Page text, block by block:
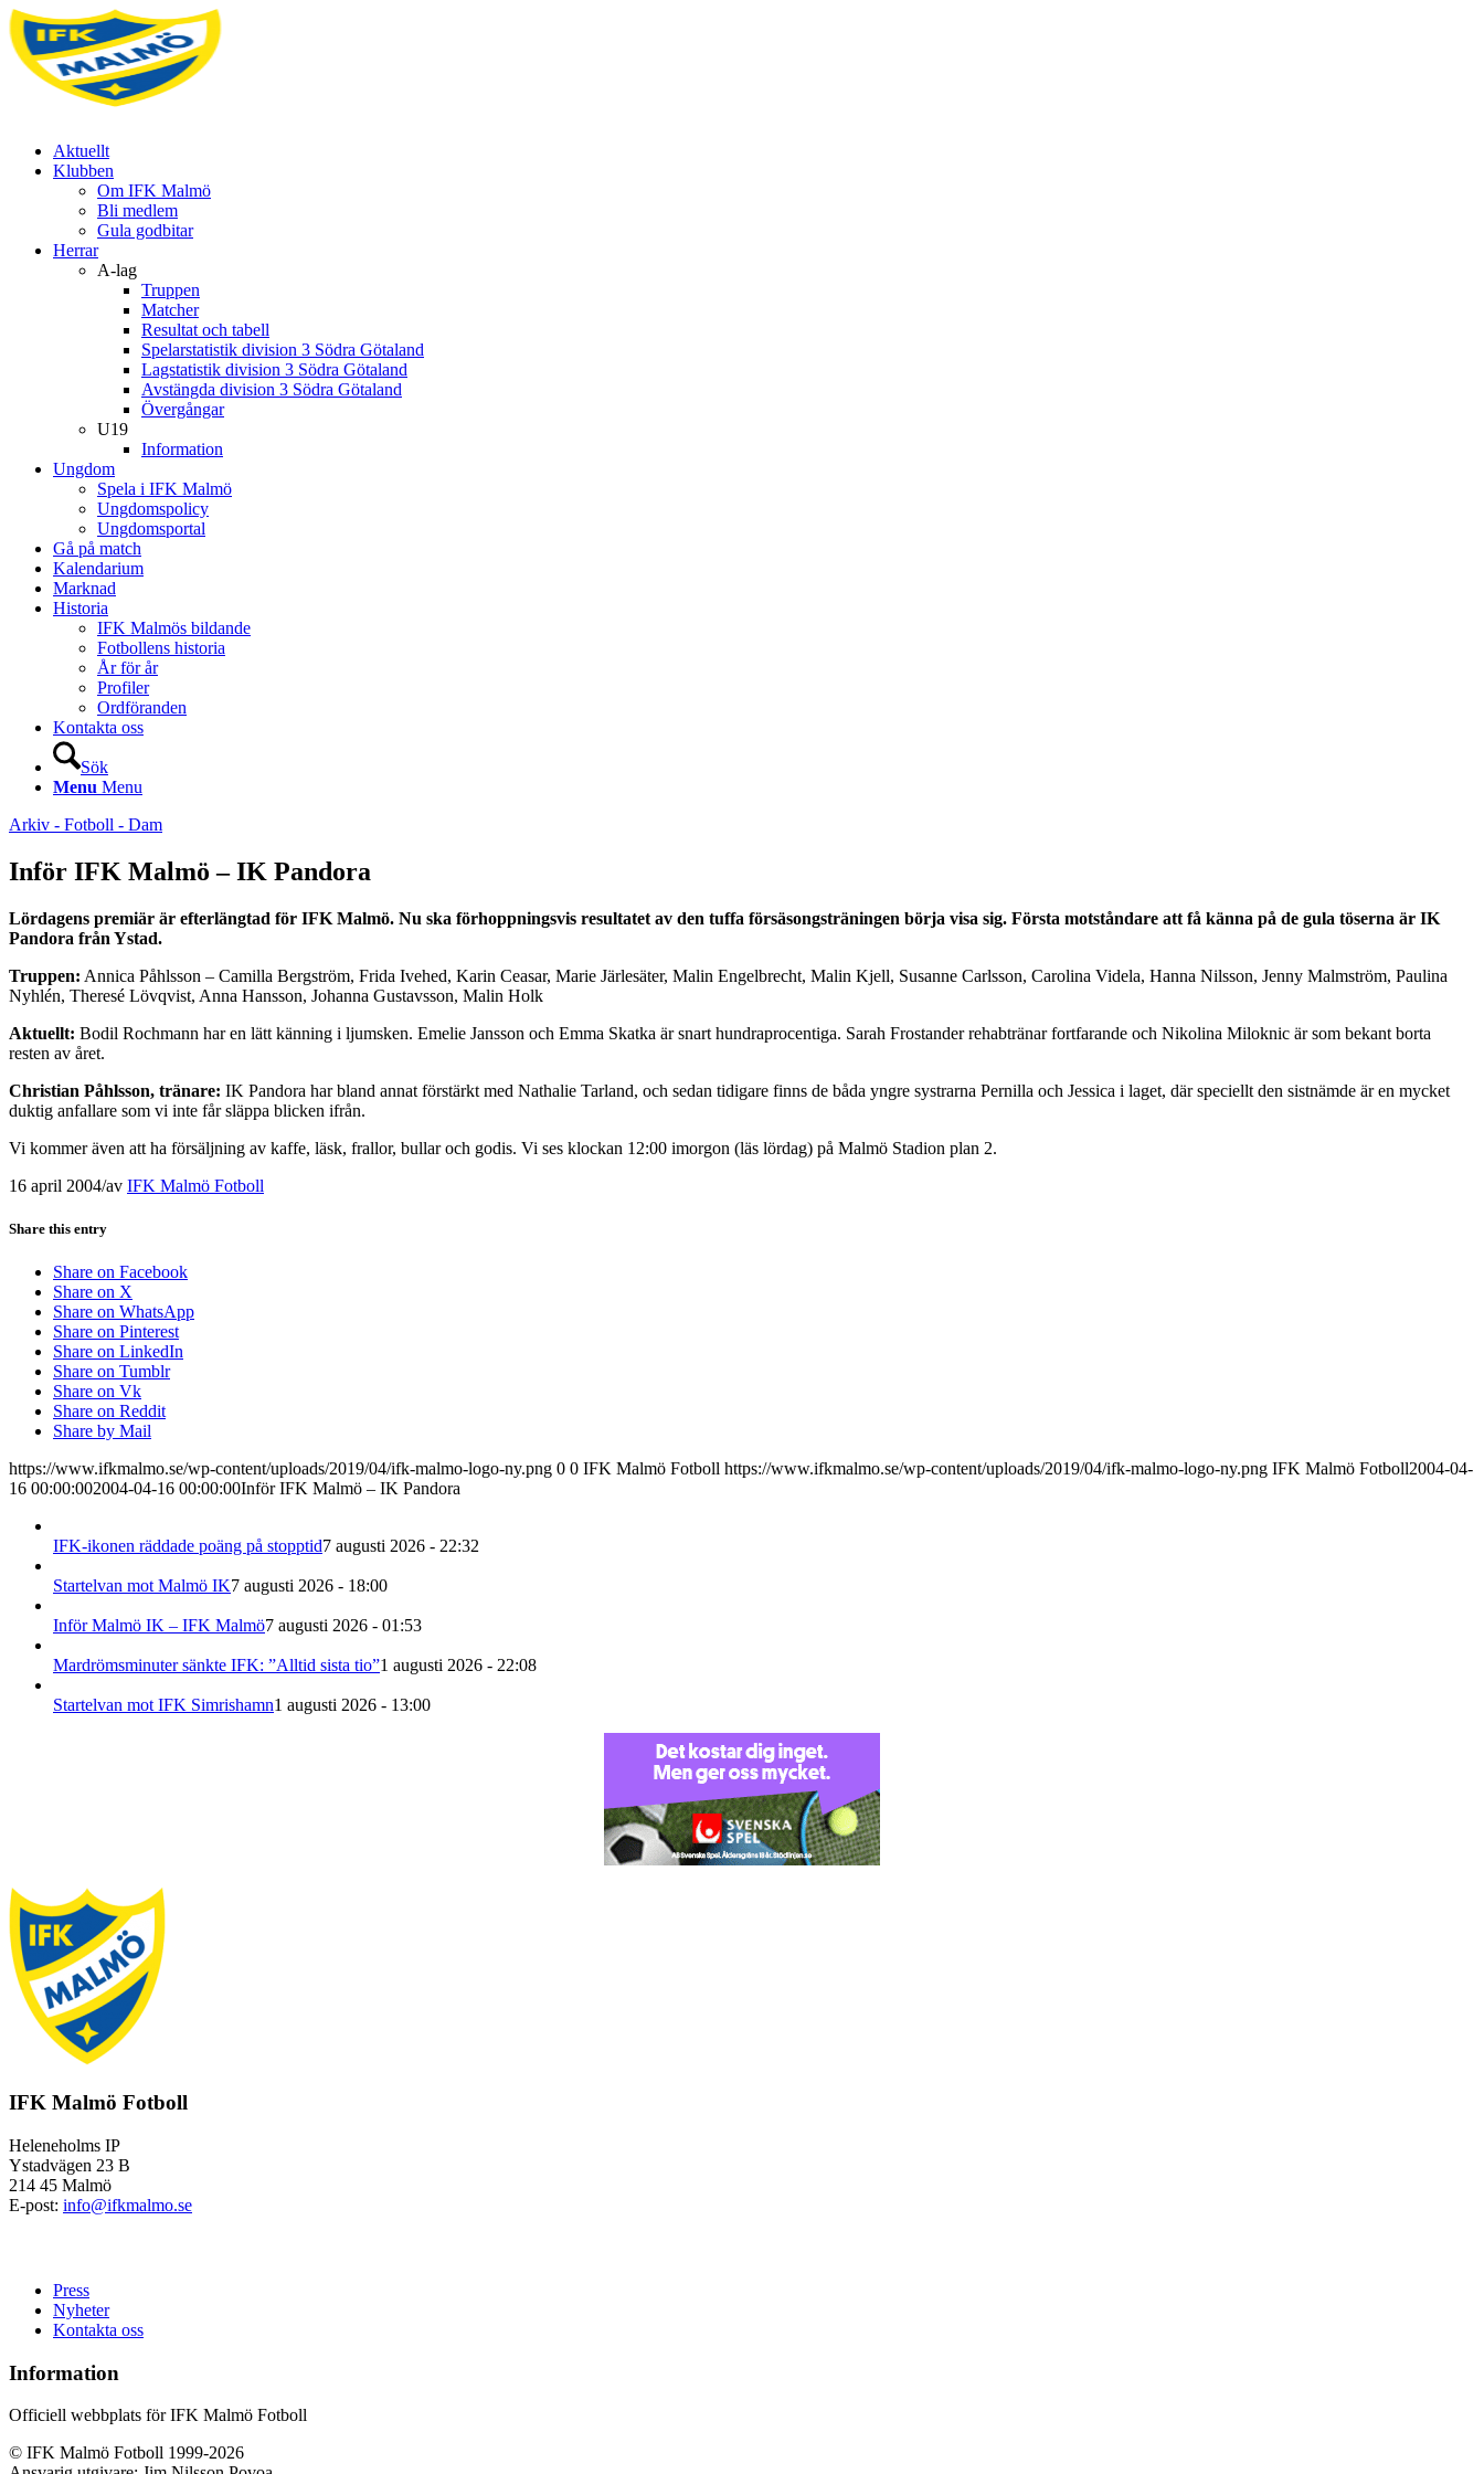
Aktuellt
Klubben
Om IFK Malmö
Bli medlem
Gula godbitar
Herrar
A-lag
Truppen
Matcher
Resultat och tabell
Spelarstatistik division 3 Södra Götaland
Lagstatistik division 3 Södra Götaland
Avstängda division 3 Södra Götaland
Övergångar
U19
Information
Ungdom
Spela i IFK Malmö
Ungdomspolicy
Ungdomsportal
Gå på match
Kalendarium
Marknad
Historia
IFK Malmös bildande
Fotbollens historia
År för år
Profiler
Ordföranden
Kontakta oss
Sök
Menu Menu
Arkiv - Fotboll - Dam
Inför IFK Malmö – IK Pandora
Lördagens premiär är efterlängtad för IFK Malmö. Nu ska förhoppningsvis resultatet av den tuffa försäsongsträningen börja visa sig. Första motståndare att få känna på de gula töserna är IK
Pandora från Ystad.
Truppen: Annica Påhlsson – Camilla Bergström, Frida Ivehed, Karin Ceasar, Marie Järlesäter, Malin Engelbrecht, Malin Kjell, Susanne Carlsson, Carolina Videla, Hanna Nilsson, Jenny Malmström, Paulina
Nyhlén, Theresé Lövqvist, Anna Hansson, Johanna Gustavsson, Malin Holk
Aktuellt: Bodil Rochmann har en lätt känning i ljumsken. Emelie Jansson och Emma Skatka är snart hundraprocentiga. Sarah Frostander rehabtränar fortfarande och Nikolina Miloknic är som bekant borta
resten av året.
Christian Påhlsson, tränare: IK Pandora har bland annat förstärkt med Nathalie Tarland, och sedan tidigare finns de båda yngre systrarna Pernilla och Jessica i laget, där speciellt den sistnämde är en mycket
duktig anfallare som vi inte får släppa blicken ifrån.
Vi kommer även att ha försäljning av kaffe, läsk, frallor, bullar och godis. Vi ses klockan 12:00 imorgon (läs lördag) på Malmö Stadion plan 2.
16 april 2004/av IFK Malmö Fotboll
Share this entry
Share on Facebook
Share on X
Share on WhatsApp
Share on Pinterest
Share on LinkedIn
Share on Tumblr
Share on Vk
Share on Reddit
Share by Mail
https://www.ifkmalmo.se/wp-content/uploads/2019/04/ifk-malmo-logo-ny.png 0 0 IFK Malmö Fotboll https://www.ifkmalmo.se/wp-content/uploads/2019/04/ifk-malmo-logo-ny.png IFK Malmö Fotboll2004-04-
16 00:00:002004-04-16 00:00:00Inför IFK Malmö – IK Pandora
IFK-ikonen räddade poäng på stopptid7 augusti 2026 - 22:32
Startelvan mot Malmö IK7 augusti 2026 - 18:00
Inför Malmö IK – IFK Malmö7 augusti 2026 - 01:53
Mardrömsminuter sänkte IFK: ”Alltid sista tio”1 augusti 2026 - 22:08
Startelvan mot IFK Simrishamn1 augusti 2026 - 13:00
IFK Malmö Fotboll
Heleneholms IP
Ystadvägen 23 B
214 45 Malmö
E-post: info@ifkmalmo.se
Press
Nyheter
Kontakta oss
Information
Officiell webbplats för IFK Malmö Fotboll
© IFK Malmö Fotboll 1999-2026